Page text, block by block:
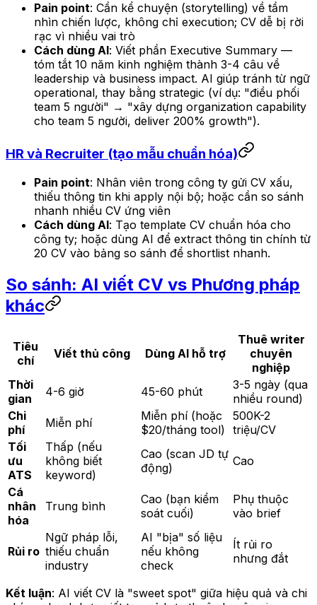
Pain point: Cần kể chuyện (storytelling) về tầm
nhìn chiến lược, không chỉ execution; CV dễ bị rời
rạc vì nhiều vai trò
Cách dùng AI: Viết phần Executive Summary —
tóm tắt 10 năm kinh nghiệm thành 3-4 câu về
leadership và business impact. AI giúp tránh từ ngữ
operational, thay bằng strategic (ví dụ: "điều phối
team 5 người" → "xây dựng organization capability
cho team 5 người, deliver 200% growth").
HR và Recruiter (tạo mẫu chuẩn hóa)
Pain point: Nhân viên trong công ty gửi CV xấu,
thiếu thông tin khi apply nội bộ; hoặc cần so sánh
nhanh nhiều CV ứng viên
Cách dùng AI: Tạo template CV chuẩn hóa cho
công ty; hoặc dùng AI để extract thông tin chính từ
20 CV vào bảng so sánh để shortlist nhanh.
So sánh: AI viết CV vs Phương pháp
khác
Tiêu
chí
Viết thủ công Dùng AI hỗ trợ
Thuê writer
chuyên
nghiệp
Thời
gian
4-6 giờ 45-60 phút
3-5 ngày (qua
nhiều round)
Chi
phí
Miễn phí
Miễn phí (hoặc
$20/tháng tool)
500K-2
triệu/CV
Tối
ưu
ATS
Thấp (nếu
không biết
keyword)
Cao (scan JD tự
động)
Cao
Cá
nhân
hóa
Trung bình
Cao (bạn kiểm
soát cuối)
Phụ thuộc
vào brief
Rủi ro
Ngữ pháp lỗi,
thiếu chuẩn
industry
AI "bịa" số liệu
nếu không
check
Ít rủi ro
nhưng đắt
Kết luận: AI viết CV là "sweet spot" giữa hiệu quả và chi